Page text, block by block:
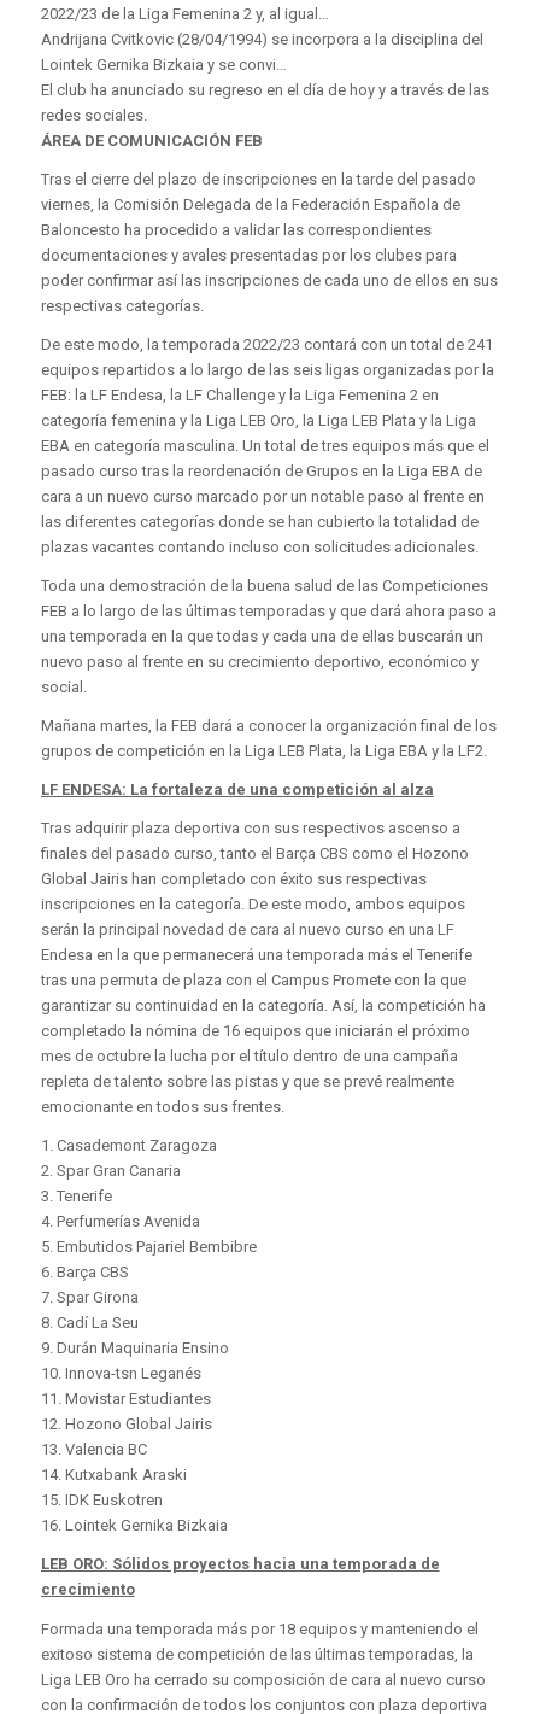
2022/23 de la Liga Femenina 2 y, al igual…
Andrijana Cvitkovic (28/04/1994) se incorpora a la disciplina del
Lointek Gernika Bizkaia y se convi…
El club ha anunciado su regreso en el día de hoy y a través de las
redes sociales.
ÁREA DE COMUNICACIÓN FEB
Tras el cierre del plazo de inscripciones en la tarde del pasado
viernes, la Comisión Delegada de la Federación Española de
Baloncesto ha procedido a validar las correspondientes
documentaciones y avales presentadas por los clubes para
poder confirmar así las inscripciones de cada uno de ellos en sus
respectivas categorías.
De este modo, la temporada 2022/23 contará con un total de 241
equipos repartidos a lo largo de las seis ligas organizadas por la
FEB: la LF Endesa, la LF Challenge y la Liga Femenina 2 en
categoría femenina y la Liga LEB Oro, la Liga LEB Plata y la Liga
EBA en categoría masculina. Un total de tres equipos más que el
pasado curso tras la reordenación de Grupos en la Liga EBA de
cara a un nuevo curso marcado por un notable paso al frente en
las diferentes categorías donde se han cubierto la totalidad de
plazas vacantes contando incluso con solicitudes adicionales.
Toda una demostración de la buena salud de las Competiciones
FEB a lo largo de las últimas temporadas y que dará ahora paso a
una temporada en la que todas y cada una de ellas buscarán un
nuevo paso al frente en su crecimiento deportivo, económico y
social.
Mañana martes, la FEB dará a conocer la organización final de los
grupos de competición en la Liga LEB Plata, la Liga EBA y la LF2.
LF ENDESA: La fortaleza de una competición al alza
Tras adquirir plaza deportiva con sus respectivos ascenso a
finales del pasado curso, tanto el Barça CBS como el Hozono
Global Jairis han completado con éxito sus respectivas
inscripciones en la categoría. De este modo, ambos equipos
serán la principal novedad de cara al nuevo curso en una LF
Endesa en la que permanecerá una temporada más el Tenerife
tras una permuta de plaza con el Campus Promete con la que
garantizar su continuidad en la categoría. Así, la competición ha
completado la nómina de 16 equipos que iniciarán el próximo
mes de octubre la lucha por el título dentro de una campaña
repleta de talento sobre las pistas y que se prevé realmente
emocionante en todos sus frentes.
1. Casademont Zaragoza
2. Spar Gran Canaria
3. Tenerife
4. Perfumerías Avenida
5. Embutidos Pajariel Bembibre
6. Barça CBS
7. Spar Girona
8. Cadí La Seu
9. Durán Maquinaria Ensino
10. Innova-tsn Leganés
11. Movistar Estudiantes
12. Hozono Global Jairis
13. Valencia BC
14. Kutxabank Araski
15. IDK Euskotren
16. Lointek Gernika Bizkaia
LEB ORO: Sólidos proyectos hacia una temporada de
crecimiento
Formada una temporada más por 18 equipos y manteniendo el
exitoso sistema de competición de las últimas temporadas, la
Liga LEB Oro ha cerrado su composición de cara al nuevo curso
con la confirmación de todos los conjuntos con plaza deportiva